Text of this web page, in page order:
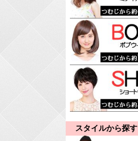
スタイルから探す